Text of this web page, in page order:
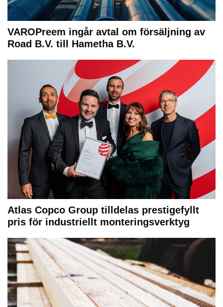
VAROPreem ingår avtal om försäljning av
Road B.V. till Hametha B.V.
Atlas Copco Group tilldelas prestigefyllt
pris för industriellt monteringsverktyg